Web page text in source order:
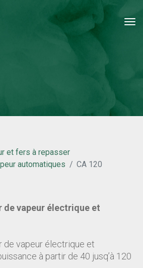
et fers à repasser
automatiques
CA 120
de vapeur électrique et
de vapeur électrique et
à partir de 40 jusq’à 120